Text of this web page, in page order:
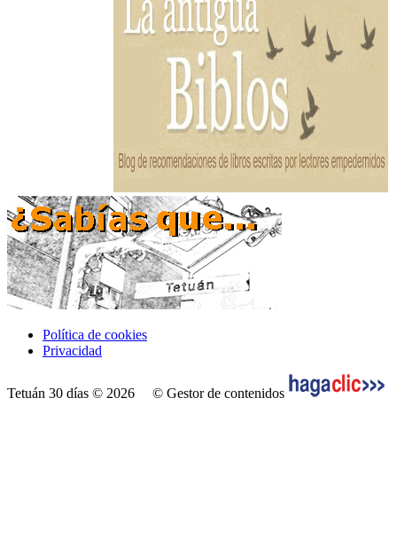
Política de cookies
Privacidad
Tetuán 30 días © 2026 © Gestor de contenidos